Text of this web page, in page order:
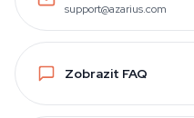
support@azarius.com
Zobrazit FAQ